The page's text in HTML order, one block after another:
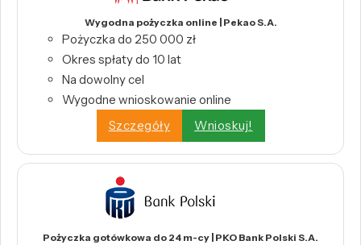
Wygodna pożyczka online | Pekao S.A.
Pożyczka do 250 000 zł
Okres spłaty do 10 lat
Na dowolny cel
Wygodne wnioskowanie online
Szczegóły
Wnioskuj!
Pożyczka gotówkowa do 24 m-cy | PKO Bank Polski S.A.